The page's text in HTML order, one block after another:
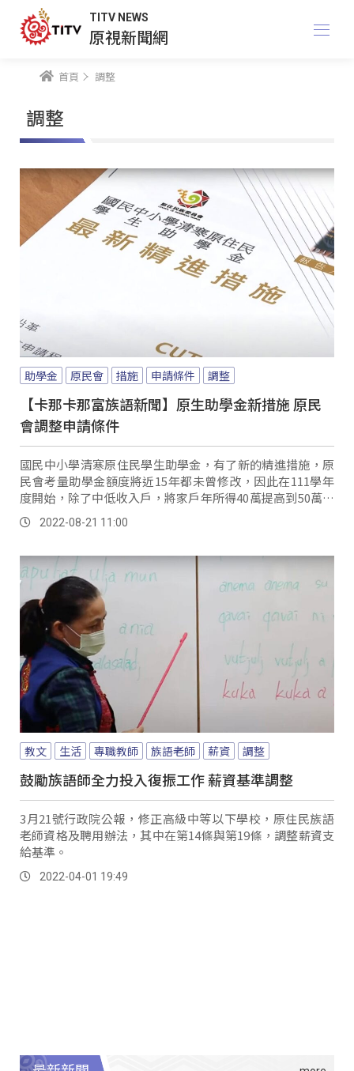
TITV NEWS
原視新聞網
首頁 調整
調整
助學金 原民會 措施 申請條件 調整
【卡那卡那富族語新聞】原生助學金新措施 原民
會調整申請條件
國民中小學清寒原住民學生助學金，有了新的精進措施，原
民會考量助學金額度將近15年都未曾修改，因此在111學年
度開始，除了中低收入戶，將家戶年所得40萬提高到50萬元
為申請條件，也將國小助學金額度從2千元調高到3千元，並
將發放獎助學金期程調整為上、下學期各一次，而且新學期
申請書就可向就讀學校申請，更簡便流程。
2022-08-21 11:00
教文 生活 專職教師 族語老師 薪資 調整
鼓勵族語師全力投入復振工作 薪資基準調整
3月21號行政院公報，修正高級中等以下學校，原住民族語
老師資格及聘用辦法，其中在第14條與第19條，調整薪資支
給基準。
2022-04-01 19:49